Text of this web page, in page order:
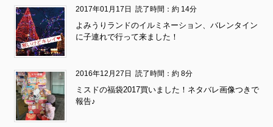
2017年01月17日 読了時間：約 14分
よみうりランドのイルミネーション、バレンタイン
に子連れで行って来ました！
2016年12月27日 読了時間：約 8分
ミスドの福袋2017買いました！ネタバレ画像つきで
報告♪